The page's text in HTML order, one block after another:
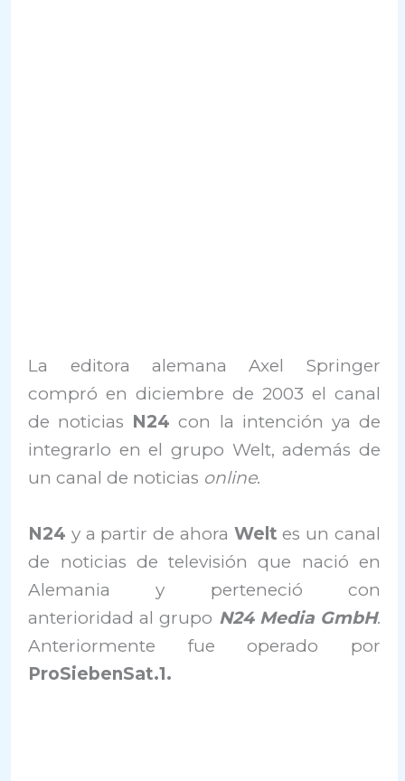
La editora alemana Axel Springer
compró en diciembre de 2003 el canal
de noticias N24 con la intención ya de
integrarlo en el grupo Welt, además de
un canal de noticias online.
N24 y a partir de ahora Welt es un canal
de noticias de televisión que nació en
Alemania y perteneció con
anterioridad al grupo N24 Media GmbH.
Anteriormente fue operado por
ProSiebenSat.1.